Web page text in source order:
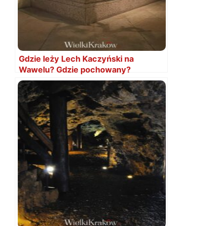
Gdzie leży Lech Kaczyński na
Wawelu? Gdzie pochowany?